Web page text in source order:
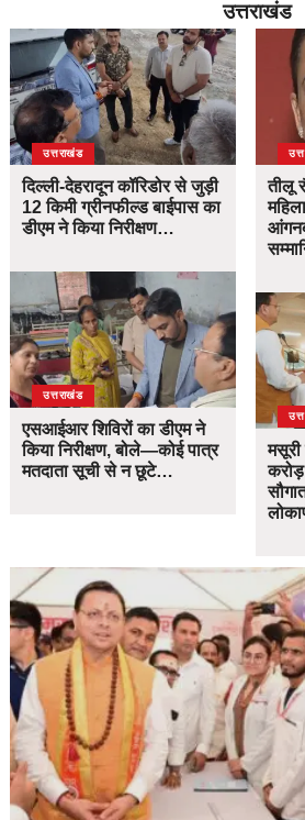
उत्तराखंड
उत्तराखंड
दिल्ली-देहरादून कॉरिडोर से जुड़ी
12 किमी ग्रीनफील्ड बाईपास का
डीएम ने किया निरीक्षण…
उत्तराखंड
एसआईआर शिविरों का डीएम ने
किया निरीक्षण, बोले—कोई पात्र
मतदाता सूची से न छूटे…
तीलू